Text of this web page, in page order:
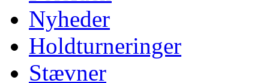
Nyheder
Holdturneringer
Stævner